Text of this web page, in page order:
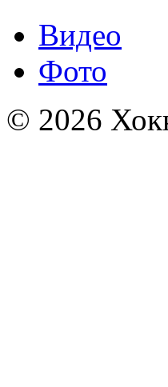
Видео
Фото
© 2026